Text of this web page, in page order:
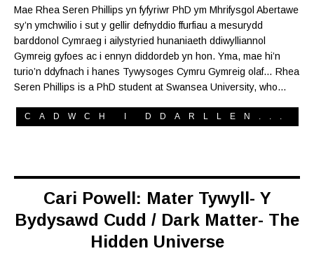
Mae Rhea Seren Phillips yn fyfyriwr PhD ym Mhrifysgol Abertawe
sy’n ymchwilio i sut y gellir defnyddio ffurfiau a mesurydd
barddonol Cymraeg i ailystyried hunaniaeth ddiwylliannol
Gymreig gyfoes ac i ennyn diddordeb yn hon. Yma, mae hi’n
turio’n ddyfnach i hanes Tywysoges Cymru Gymreig olaf… Rhea
Seren Phillips is a PhD student at Swansea University, who…
CADWCH I DDARLLEN...
Cari Powell: Mater Tywyll- Y
Bydysawd Cudd / Dark Matter- The
Hidden Universe